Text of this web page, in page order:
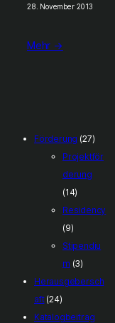
28. November 2013
Mehr →
Förderung (27)
Projektför
derung
(14)
Residency
(9)
Stipendiu
m (3)
Herausgebersch
aft(24)
Katalogbeitrag